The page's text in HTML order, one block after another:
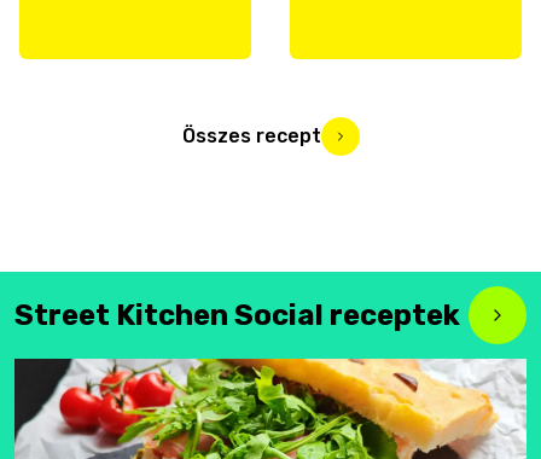
Összes recept
Street Kitchen Social receptek